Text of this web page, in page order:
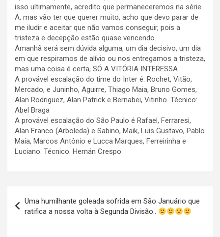
isso ultimamente, acredito que permaneceremos na série
A, mas vão ter que querer muito, acho que devo parar de
me iludir e aceitar que não vamos conseguir, pois a
tristeza e decepção estão quase vencendo.
Amanhã será sem dúvida alguma, um dia decisivo, um dia
em que respiramos de alívio ou nos entregamos a tristeza,
mas uma coisa é certa, SÓ A VITÓRIA INTERESSA.
A provável escalação do time do Inter é: Rochet, Vitão,
Mercado, e Juninho, Aguirre, Thiago Maia, Bruno Gomes,
Alan Rodriguez, Alan Patrick e Bernabei, Vitinho. Técnico:
Abel Braga
A provável escalação do São Paulo é Rafael, Ferraresi,
Alan Franco (Arboleda) e Sabino, Maik, Luis Gustavo, Pablo
Maia, Marcos Antônio e Lucca Marques, Ferreirinha e
Luciano. Técnico: Hernán Crespo
de
Post
Uma humilhante goleada sofrida em São Januário que
ratifica a nossa volta à Segunda Divisão..